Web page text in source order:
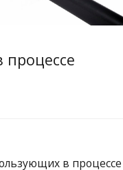
процессе
в процессе